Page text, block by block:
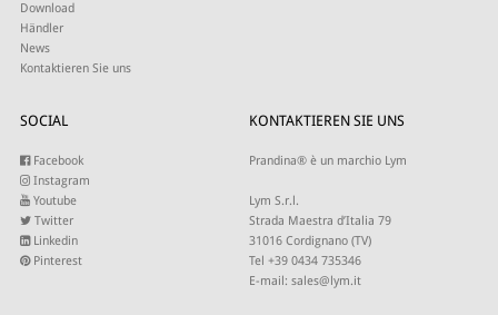
Download
Händler
News
Kontaktieren Sie uns
SOCIAL
Facebook
Instagram
Youtube
Twitter
Linkedin
Pinterest
KONTAKTIEREN SIE UNS
Prandina® è un marchio Lym
Lym S.r.l.
Strada Maestra d’Italia 79
31016 Cordignano (TV)
Tel +39 0434 735346
E-mail: sales@lym.it